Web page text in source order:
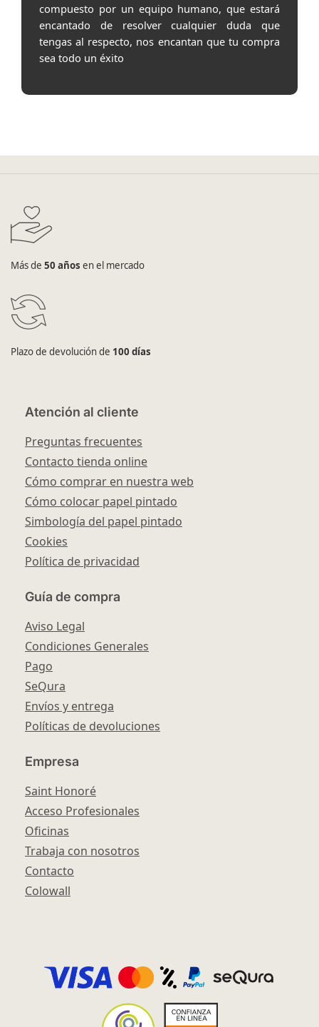
compuesto por un equipo humano, que estará
encantado de resolver cualquier duda que
tengas al respecto, nos encantan que tu compra
sea todo un éxito
Más de 50 años en el mercado
Plazo de devolución de 100 días
Atención al cliente
Preguntas frecuentes
Contacto tienda online
Cómo comprar en nuestra web
Cómo colocar papel pintado
Simbología del papel pintado
Cookies
Política de privacidad
Guía de compra
Aviso Legal
Condiciones Generales
Pago
SeQura
Envíos y entrega
Políticas de devoluciones
Empresa
Saint Honoré
Acceso Profesionales
Oficinas
Trabaja con nosotros
Contacto
Colowall